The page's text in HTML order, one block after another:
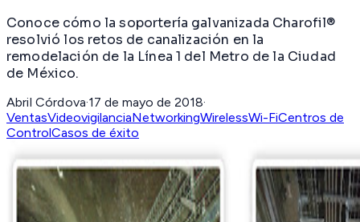
Conoce cómo la soportería galvanizada Charofil®
resolvió los retos de canalización en la
remodelación de la Línea 1 del Metro de la Ciudad
de México.
Abril Córdova·17 de mayo de 2018·
VentasVideovigilanciaNetworkingWirelessWi-FiCentros de
ControlCasos de éxito